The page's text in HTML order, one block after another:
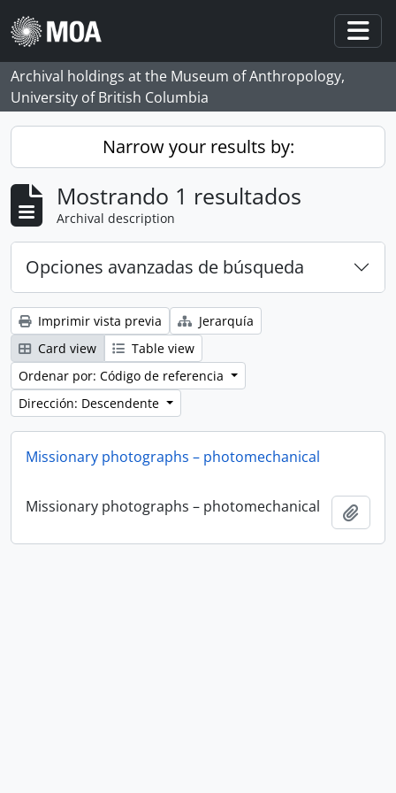
Skip to main content
Archival holdings at the Museum of Anthropology,
University of British Columbia
Narrow your results by:
Mostrando 1 resultados
Archival description
Opciones avanzadas de búsqueda
Imprimir vista previa
Jerarquía
Card view
Table view
Ordenar por: Código de referencia
Dirección: Descendente
Missionary photographs – photomechanical
Missionary photographs – photomechanical